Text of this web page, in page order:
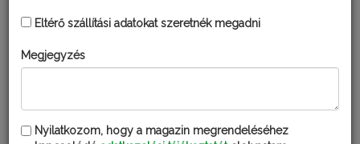
KISKERTÉSZ VIRÁGÖZÖN
Kérdezd Fatudort!
Eltérő szállítási adatokat szeretnék megadni
Megjegyzés
Nyilatkozom, hogy a magazin megrendeléséhez